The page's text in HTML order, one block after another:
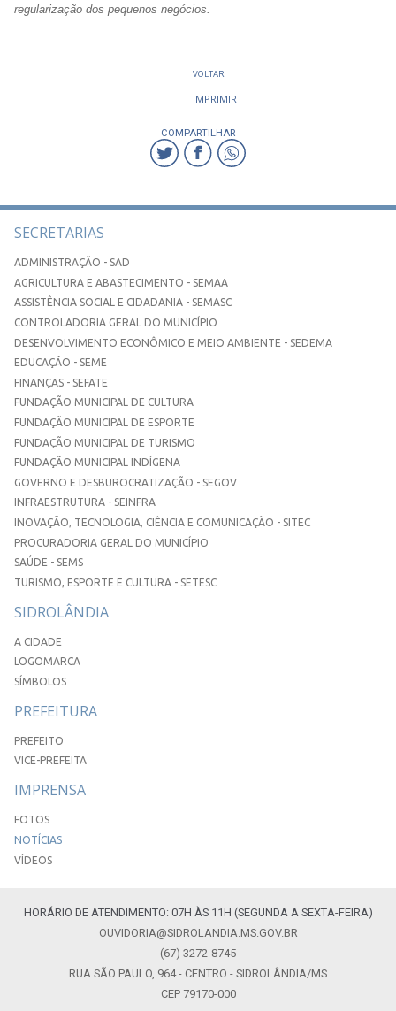
regularização dos pequenos negócios.
VOLTAR
IMPRIMIR
COMPARTILHAR
SECRETARIAS
ADMINISTRAÇÃO - SAD
AGRICULTURA E ABASTECIMENTO - SEMAA
ASSISTÊNCIA SOCIAL E CIDADANIA - SEMASC
CONTROLADORIA GERAL DO MUNICÍPIO
DESENVOLVIMENTO ECONÔMICO E MEIO AMBIENTE - SEDEMA
EDUCAÇÃO - SEME
FINANÇAS - SEFATE
FUNDAÇÃO MUNICIPAL DE CULTURA
FUNDAÇÃO MUNICIPAL DE ESPORTE
FUNDAÇÃO MUNICIPAL DE TURISMO
FUNDAÇÃO MUNICIPAL INDÍGENA
GOVERNO E DESBUROCRATIZAÇÃO - SEGOV
INFRAESTRUTURA - SEINFRA
INOVAÇÃO, TECNOLOGIA, CIÊNCIA E COMUNICAÇÃO - SITEC
PROCURADORIA GERAL DO MUNICÍPIO
SAÚDE - SEMS
TURISMO, ESPORTE E CULTURA - SETESC
SIDROLÂNDIA
A CIDADE
LOGOMARCA
SÍMBOLOS
PREFEITURA
PREFEITO
VICE-PREFEITA
IMPRENSA
FOTOS
NOTÍCIAS
VÍDEOS
HORÁRIO DE ATENDIMENTO: 07H ÀS 11H (SEGUNDA A SEXTA-FEIRA)
OUVIDORIA@SIDROLANDIA.MS.GOV.BR
(67) 3272-8745
RUA SÃO PAULO, 964 - CENTRO - SIDROLÂNDIA/MS
CEP 79170-000